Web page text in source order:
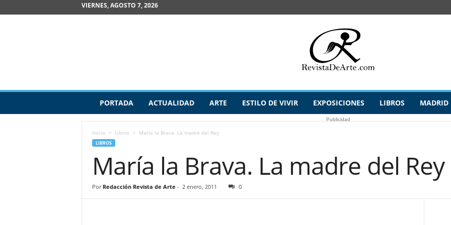
VIERNES, AGOSTO 7, 2026
v
PORTADA ACTUALIDAD ARTE ESTILO DE VIVIR EXPOSICIONES LIBROS MADRID
Publicidad
Inicio Libros María la Brava. La madre del Rey
LIBROS
María la Brava. La madre del Rey
Por Redacción Revista de Arte - 2 enero, 2011 0